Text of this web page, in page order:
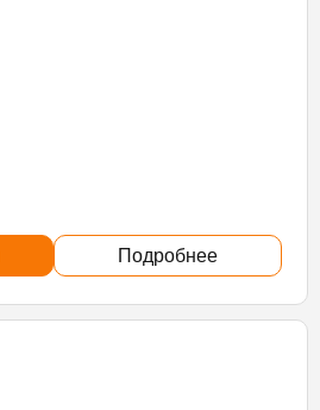
Подробнее